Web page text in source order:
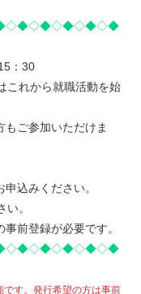
：30
れから就職活動を始
参加いただけま
込みください。
。
登録が必要です。
す。発行希望の方は事前